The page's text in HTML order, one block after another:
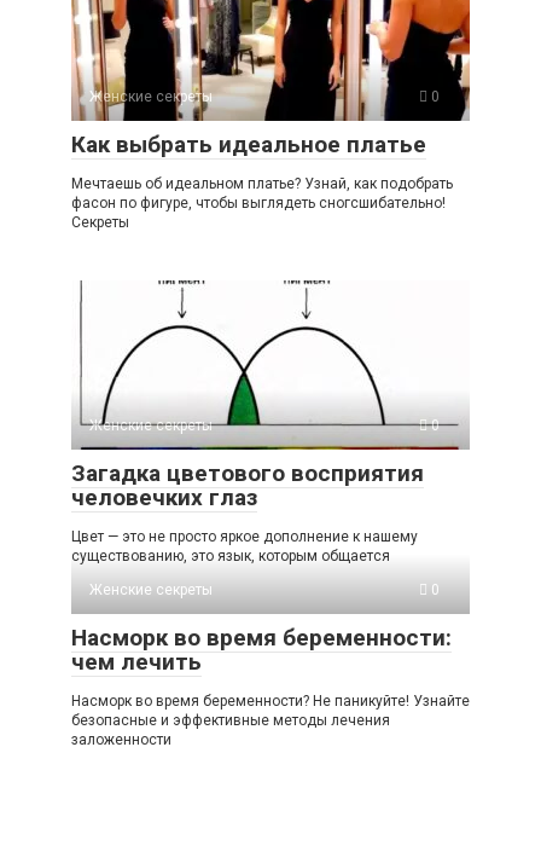
Женские секреты 0
Как выбрать идеальное платье
Мечтаешь об идеальном платье? Узнай, как подобрать
фасон по фигуре, чтобы выглядеть сногсшибательно!
Секреты
Женские секреты 0
Загадка цветового восприятия
человечких глаз
Цвет — это не просто яркое дополнение к нашему
существованию, это язык, которым общается
Женские секреты
0
Насморк во время беременности:
чем лечить
Насморк во время беременности? Не паникуйте! Узнайте
безопасные и эффективные методы лечения
заложенности